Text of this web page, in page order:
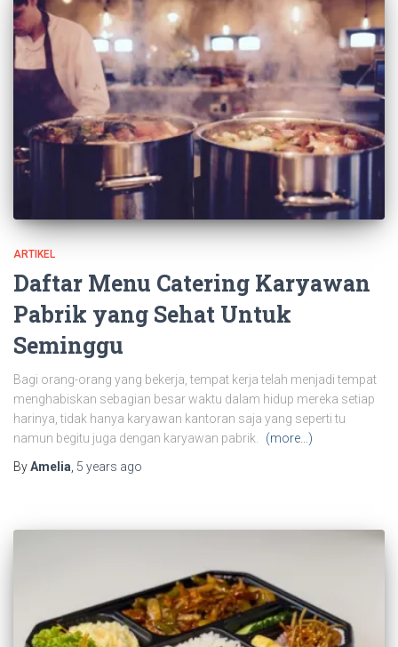
ARTIKEL
Daftar Menu Catering Karyawan
Pabrik yang Sehat Untuk
Seminggu
Bagi orang-orang yang bekerja, tempat kerja telah menjadi tempat
menghabiskan sebagian besar waktu dalam hidup mereka setiap
harinya, tidak hanya karyawan kantoran saja yang seperti tu
namun begitu juga dengan karyawan pabrik.
(more…)
ByAmelia 5 years ago